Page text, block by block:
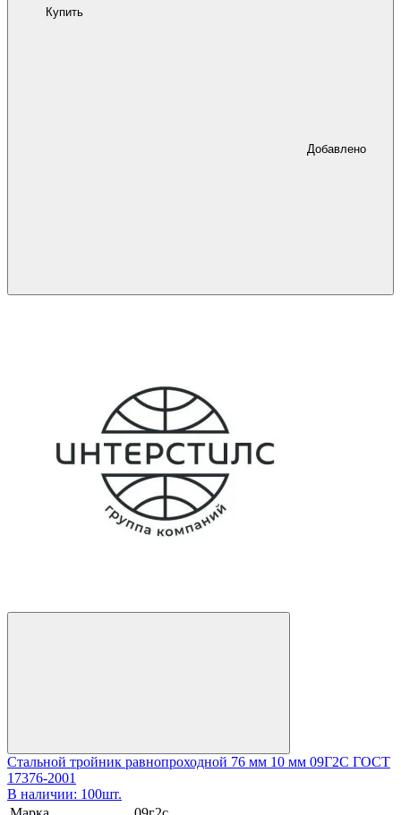
Купить
Добавлено
Стальной тройник равнопроходной 76 мм 10 мм 09Г2С ГОСТ
17376-2001
В наличии: 100шт.